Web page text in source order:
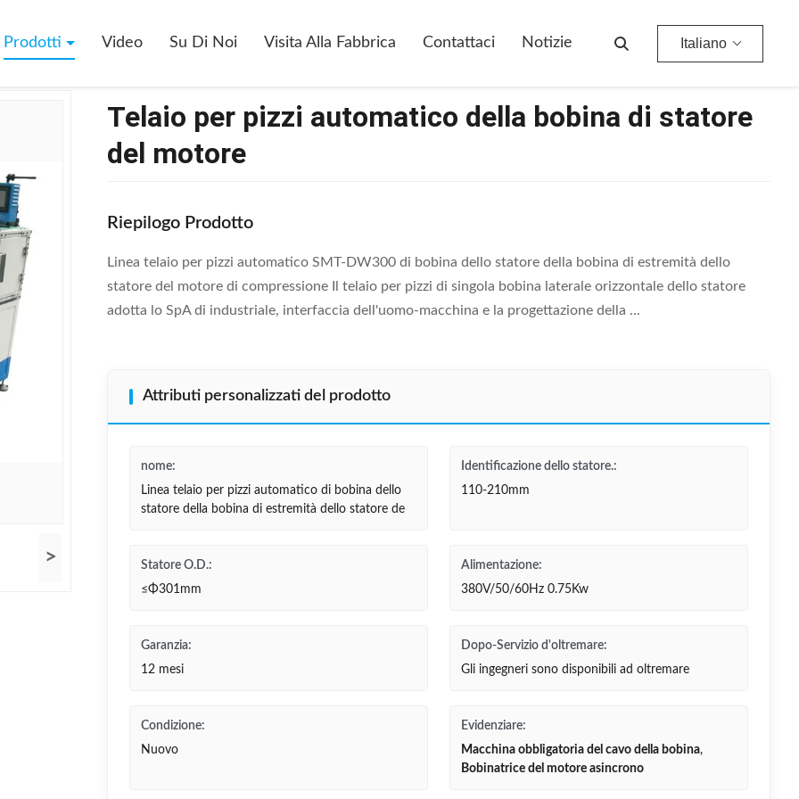
Prodotti Video Su Di Noi Visita Alla Fabbrica Contattaci Notizie Italiano
>
Telaio per pizzi automatico della bobina di statore
del motore
Riepilogo Prodotto
Linea telaio per pizzi automatico SMT-DW300 di bobina dello statore della bobina di estremità dello
statore del motore di compressione Il telaio per pizzi di singola bobina laterale orizzontale dello statore
adotta lo SpA di industriale, interfaccia dell'uomo-macchina e la progettazione della ...
Attributi personalizzati del prodotto
nome:
Linea telaio per pizzi automatico di bobina dello
statore della bobina di estremità dello statore de
Identificazione dello statore.:
110-210mm
Statore O.D.:
≤Φ301mm
Alimentazione:
380V/50/60Hz 0.75Kw
Garanzia:
12 mesi
Dopo-Servizio d'oltremare:
Gli ingegneri sono disponibili ad oltremare
Condizione:
Nuovo
Evidenziare:
Macchina obbligatoria del cavo della bobina,
Bobinatrice del motore asincrono